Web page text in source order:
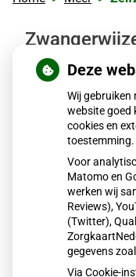
Wilt u zwanger
vragenlijst worden
gebracht en krijgt
over de
Zwangerwijzer
U kunt het
meenemen naar
de verloskundige.
Deze
Wij gebruiken
website goed
cookies en
toestemming.
Voor
Matomo en
werken wij
Reviews),
(Twitter),
gegevens
Via Cookie-